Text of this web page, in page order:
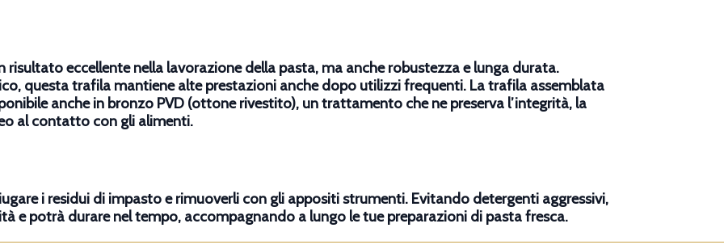
eccellente nella lavorazione della pasta, ma ancherobustezza e lunga durata.
questa trafila mantiene alte prestazioni anche dopo utilizzi frequenti. La trafila assemblata
anche in bronzo PVD (ottone rivestito), un trattamento che ne preserva l’integrità, la
al contatto con gli alimenti.
i residui di impasto e rimuoverli con gli appositi strumenti. Evitando detergenti aggressivi,
e potrà durare nel tempo, accompagnando a lungo le tue preparazioni di pasta fresca.